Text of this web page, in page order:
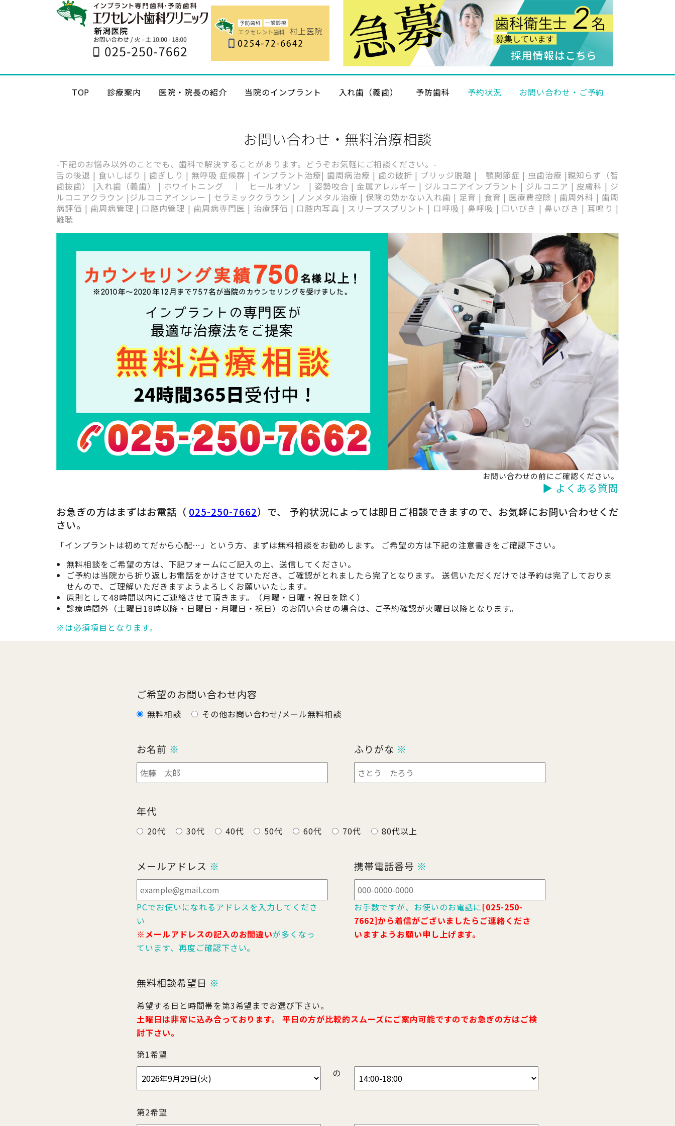
TOP 診療案内 医院・院長の紹介 当院のインプラント 入れ歯（義歯） 予防歯科 予約状況 お問い合わせ・ご予約
お問い合わせ・無料治療相談
-下記のお悩み以外のことでも、歯科で解決することがあります。どうぞお気軽にご相談ください。-
舌の後退 | 食いしばり | 歯ぎしり | 無呼吸 症候群 | インプラント治療| 歯周病治療 | 歯の破折 | ブリッジ脱離 | 顎関節症 | 虫歯治療 |親知らず（智
歯抜歯） |入れ歯（義歯） | ホワイトニング ｜ ヒールオゾン | 姿勢咬合 | 金属アレルギー | ジルコニアインプラント | ジルコニア | 皮膚科 | ジ
ルコニアクラウン |ジルコニアインレー | セラミッククラウン | ノンメタル治療 | 保険の効かない入れ歯 | 足育 | 食育 | 医療費控除 | 歯周外科 | 歯周
病評価 | 歯周病管理 | 口腔内管理 | 歯周病専門医 | 治療評価 | 口腔内写真 | スリープスプリント | 口呼吸 | 鼻呼吸 | 口いびき | 鼻いびき | 耳鳴り |
難聴
お問い合わせの前にご確認ください。
▶ よくある質問
お急ぎの方はまずはお電話（ 025-250-7662）で、 予約状況によっては即日ご相談できますので、お気軽にお問い合わせくだ
さい。
「インプラントは初めてだから心配…」という方、まずは無料相談をお勧めします。 ご希望の方は下記の注意書きをご確認下さい。
無料相談をご希望の方は、下記フォームにご記入の上、送信してください。
ご予約は当院から折り返しお電話をかけさせていただき、ご確認がとれましたら完了となります。 送信いただくだけでは予約は完了しておりま
せんので、ご理解いただきますようよろしくお願いいたします。
原則として48時間以内にご連絡させて頂きます。（月曜・日曜・祝日を除く）
診療時間外（土曜日18時以降・日曜日・月曜日・祝日）のお問い合せの場合は、ご予約確認が火曜日以降となります。
※は必須項目となります。
ご希望のお問い合わせ内容
無料相談 その他お問い合わせ/メール無料相談
お名前 ※ ふりがな ※
年代
20代 30代 40代 50代 60代 70代 80代以上
メールアドレス ※
PCでお使いになれるアドレスを入力してくださ
い
※メールアドレスの記入のお間違いが多くなっ
ています、再度ご確認下さい。
携帯電話番号 ※
お手数ですが、お使いのお電話に[025-250-
7662]から着信がございましたらご連絡くださ
いますようお願い申し上げます。
無料相談希望日 ※
希望する日と時間帯を第3希望までお選び下さい。
土曜日は非常に込み合っております。 平日の方が比較的スムーズにご案内可能ですのでお急ぎの方はご検
討下さい。
第1希望
の
第2希望